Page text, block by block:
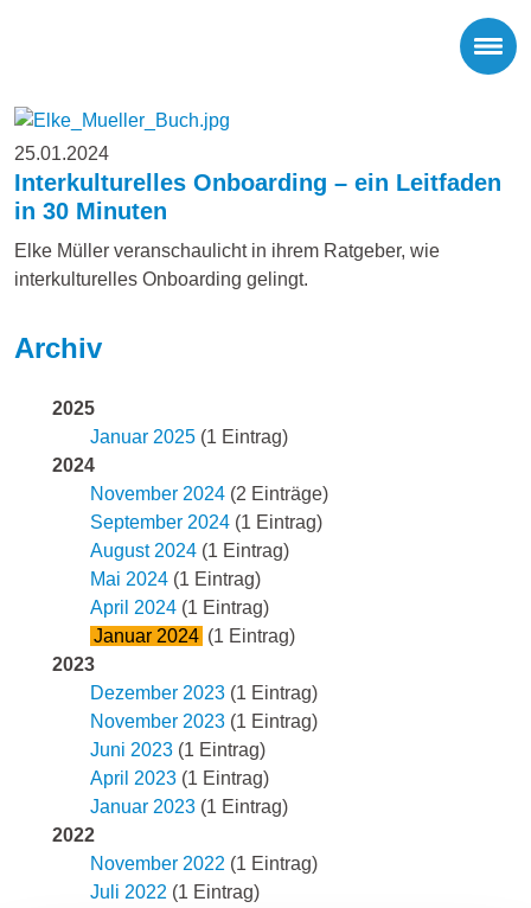
25.01.2024
Interkulturelles Onboarding – ein Leitfaden
in 30 Minuten
Elke Müller veranschaulicht in ihrem Ratgeber, wie
interkulturelles Onboarding gelingt.
Archiv
2025
Januar 2025 (1 Eintrag)
2024
November 2024 (2 Einträge)
September 2024 (1 Eintrag)
August 2024 (1 Eintrag)
Mai 2024 (1 Eintrag)
April 2024 (1 Eintrag)
Januar 2024 (1 Eintrag)
2023
Dezember 2023 (1 Eintrag)
November 2023 (1 Eintrag)
Juni 2023 (1 Eintrag)
April 2023 (1 Eintrag)
Januar 2023 (1 Eintrag)
2022
November 2022 (1 Eintrag)
Juli 2022 (1 Eintrag)